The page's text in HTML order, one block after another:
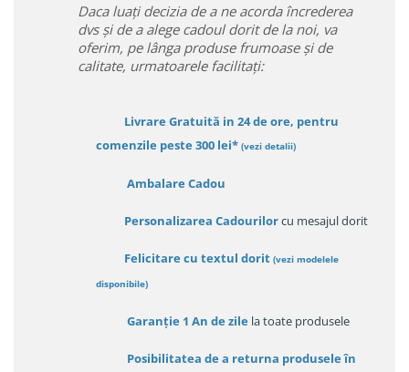
Daca luați decizia de a ne acorda încrederea
dvs și de a alege cadoul dorit de la noi, va
oferim, pe lânga produse frumoase și de
calitate, urmatoarele facilitați:
Livrare Gratuită in 24 de ore, pentru
comenzile peste 300 lei* (vezi detalii)
Ambalare Cadou
Personalizarea Cadourilorcu mesajul dorit
Felicitare cu textul dorit (vezi modelele
disponibile)
Garanție 1 An de zile la toate produsele
Posibilitatea de a returna produsele în